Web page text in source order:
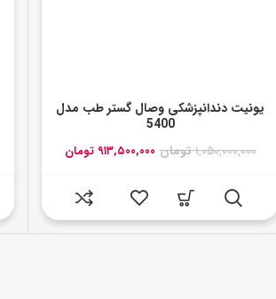
یونیت دندانپزشکی وصال گستر طب مدل
5400
۱,۰۵۰,۰۰۰,۰۰۰تومان قیمت
بود.
۹۱۳,۵۰۰,۰۰۰ تومان